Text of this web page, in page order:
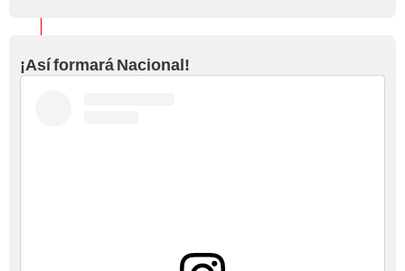
¡Así formará Nacional!